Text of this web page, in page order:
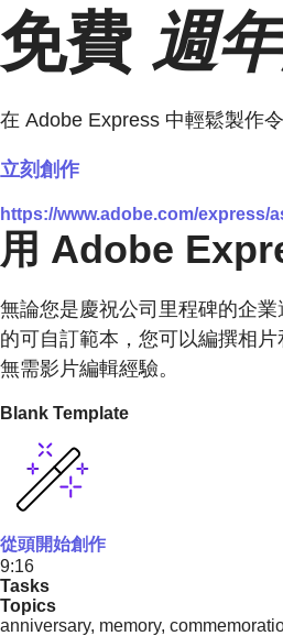
免費 週
在 Adobe Express 中輕鬆製作
立刻創作
https://www.adobe.com/express/
用 Adobe
無論您是慶祝公司里程碑的企
的可自訂範本，您可以編撰相
無需影片編輯經驗。
Blank Template
從頭開始創作
9:16
Tasks
Topics
anniversary, memory,